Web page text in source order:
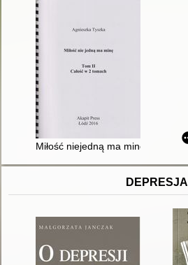
Miłość niejedną ma minę. T. 2
DEPRESJA